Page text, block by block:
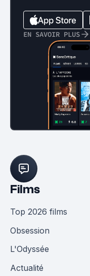
EN SAVOIR PLUS
Films
Top 2026 films
Obsession
L'Odyssée
Actualité